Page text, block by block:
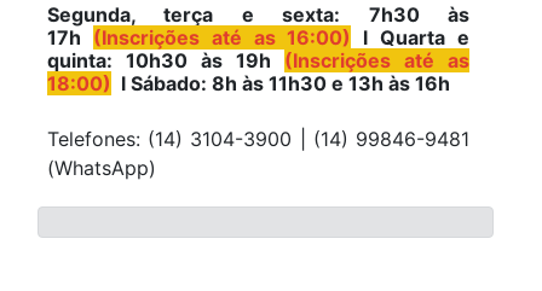
Segunda, terça e sexta: 7h30 às
17h (Inscrições até as 16:00)
l Quarta e
quinta: 10h30 às 19h
(Inscrições até as
18:00) l Sábado: 8h às 11h30 e 13h às 16h
Telefones: (14) 3104-3900 | (14) 99846-9481
(WhatsApp)